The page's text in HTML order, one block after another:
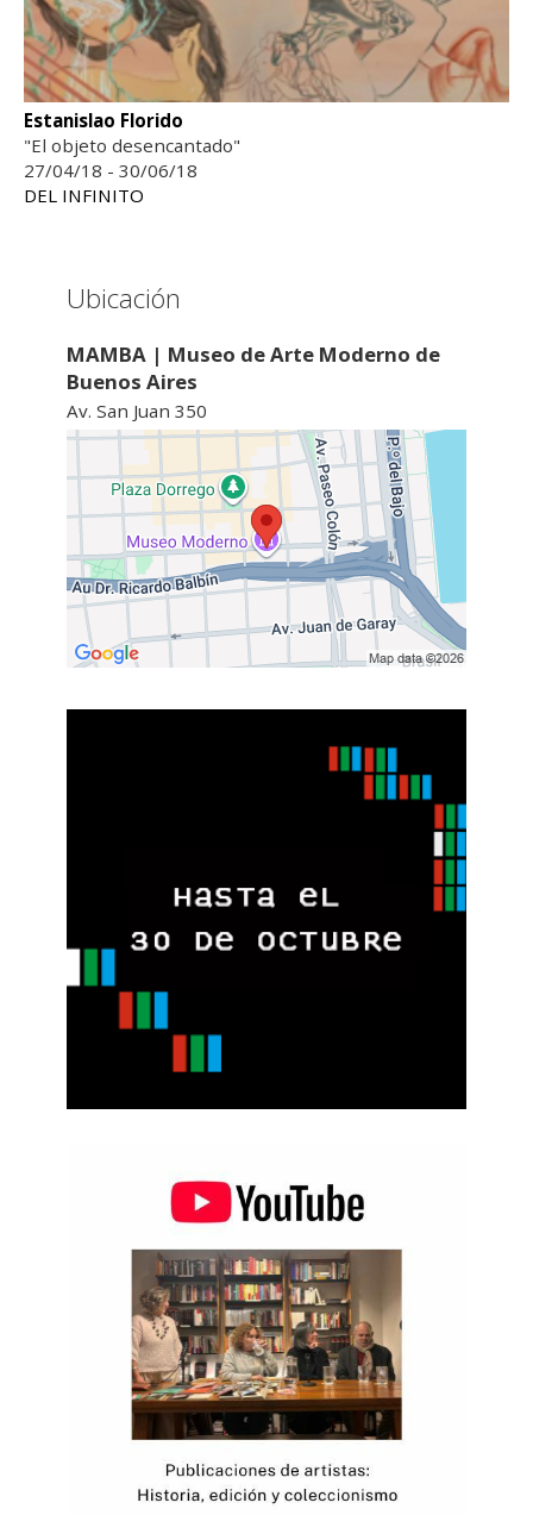
Estanislao Florido
"El objeto desencantado"
27/04/18 - 30/06/18
DEL INFINITO
Ubicación
MAMBA | Museo de Arte Moderno de
Buenos Aires
Av. San Juan 350